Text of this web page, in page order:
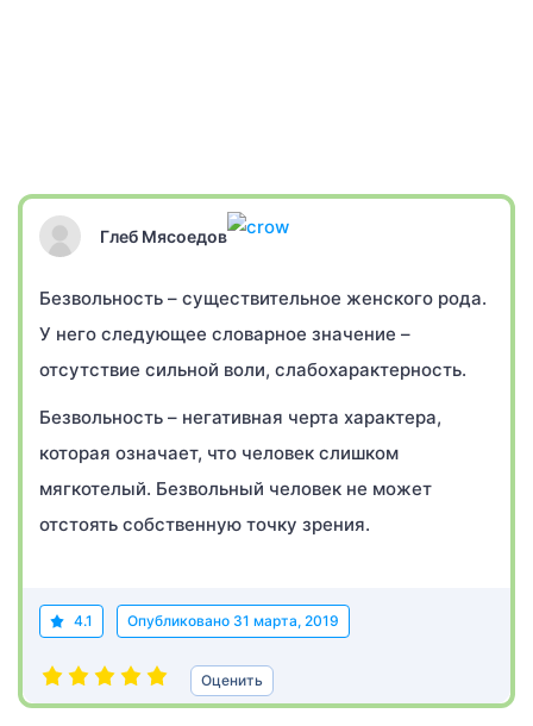
Глеб Мясоедов
Безвольность – существительное женского рода.
У него следующее словарное значение –
отсутствие сильной воли, слабохарактерность.
Безвольность – негативная черта характера,
которая означает, что человек слишком
мягкотелый. Безвольный человек не может
отстоять собственную точку зрения.
4.1 Опубликовано 31 марта, 2019
Оценить